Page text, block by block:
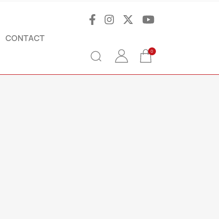
0
CONTACT